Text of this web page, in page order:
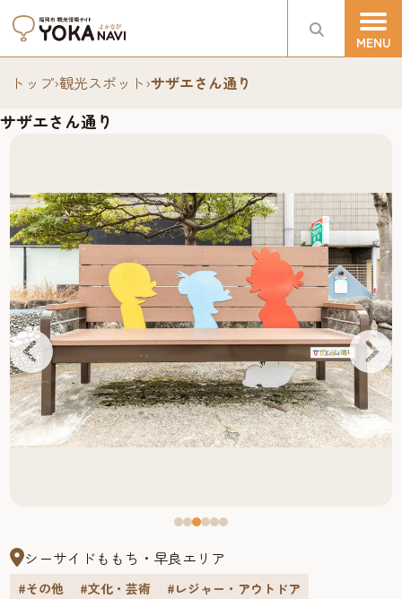
トップ›観光スポット›サザエさん通り
サザエさん通り
シーサイドももち・早良エリア
#その他 #文化・芸術
#レジャー・アウトドア